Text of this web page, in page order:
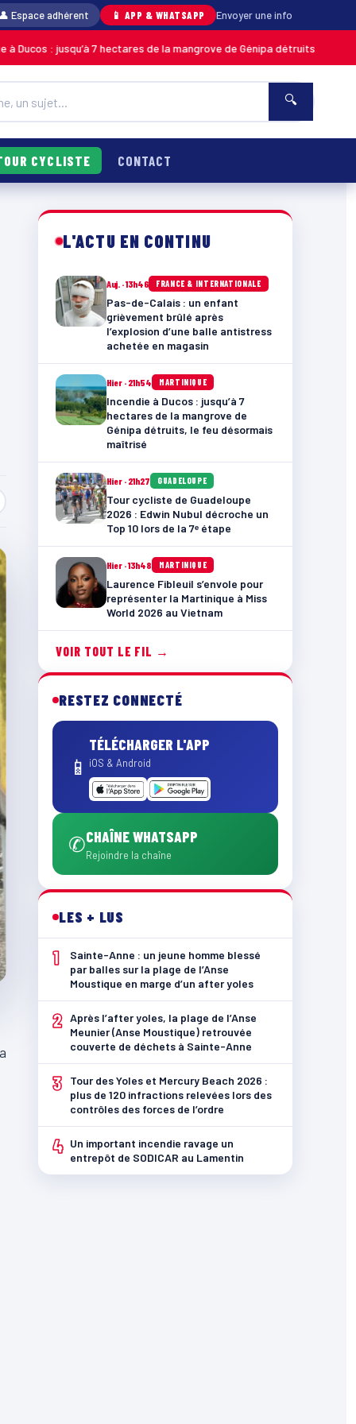
Espace adhérent 📱 APP & WHATSAPP Envoyer une info
7 hectares de la mangrove de Génipa détruits, le feu désormais
🔍
CYCLISTE CONTACT
L'ACTU EN CONTINU
Auj. · 13h46 FRANCE & INTERNATIONALE
Pas-de-Calais : un enfant
grièvement brûlé après
l’explosion d’une balle antistress
achetée en magasin
Hier · 21h54 MARTINIQUE
Incendie à Ducos : jusqu’à 7
hectares de la mangrove de
Génipa détruits, le feu désormais
maîtrisé
Hier · 21h27 GUADELOUPE
Tour cycliste de Guadeloupe
2026 : Edwin Nubul décroche un
Top 10 lors de la 7ᵉ étape
Hier · 13h48 MARTINIQUE
Laurence Fibleuil s’envole pour
représenter la Martinique à Miss
World 2026 au Vietnam
VOIR TOUT LE FIL →
RESTEZ CONNECTÉ
📱
TÉLÉCHARGER L'APP
iOS & Android
✆CHAÎNE WHATSAPP
Rejoindre la chaîne
LES + LUS
1
Sainte-Anne : un jeune homme blessé
par balles sur la plage de l’Anse
Moustique en marge d’un after yoles
2 Après l’after yoles, la plage de l’Anse
Meunier (Anse Moustique) retrouvée
couverte de déchets à Sainte-Anne
3
Tour des Yoles et Mercury Beach 2026 :
plus de 120 infractions relevées lors des
contrôles des forces de l’ordre
4 Un important incendie ravage un
entrepôt de SODICAR au Lamentin